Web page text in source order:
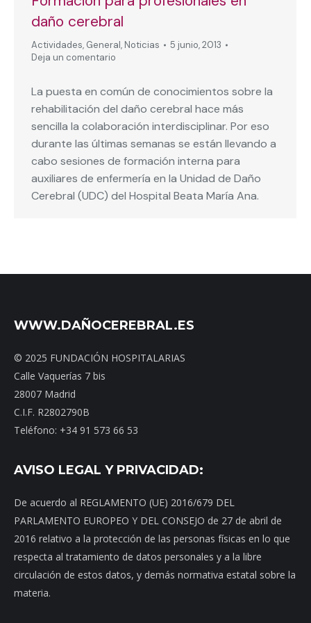
daño cerebral
Actividades, General, Noticias
5 junio, 2013
Deja un comentario
La puesta en común de conocimientos sobre la
rehabilitación del daño cerebral hace más
sencilla la colaboración interdisciplinar. Por eso
durante las últimas semanas se están llevando a
cabo sesiones de formación interna para
auxiliares de enfermería en la Unidad de Daño
Cerebral (UDC) del Hospital Beata María Ana.
WWW.DAÑOCEREBRAL.ES
© 2025 FUNDACIÓN HOSPITALARIAS
Calle Vaquerías 7 bis
28007 Madrid
C.I.F. R2802790B
Teléfono: +34 91 573 66 53
AVISO LEGAL Y PRIVACIDAD:
De acuerdo al REGLAMENTO (UE) 2016/679 DEL
PARLAMENTO EUROPEO Y DEL CONSEJO de 27 de abril de
2016 relativo a la protección de las personas físicas en lo que
respecta al tratamiento de datos personales y a la libre
circulación de estos datos, y demás normativa estatal sobre la
materia.